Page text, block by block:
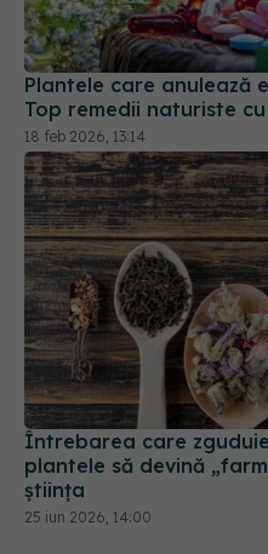
Plantele care anulează
Top remedii naturiste
18 feb 2026, 13:14
Întrebarea care
plantele să devină
știința
25 iun 2026, 14:00